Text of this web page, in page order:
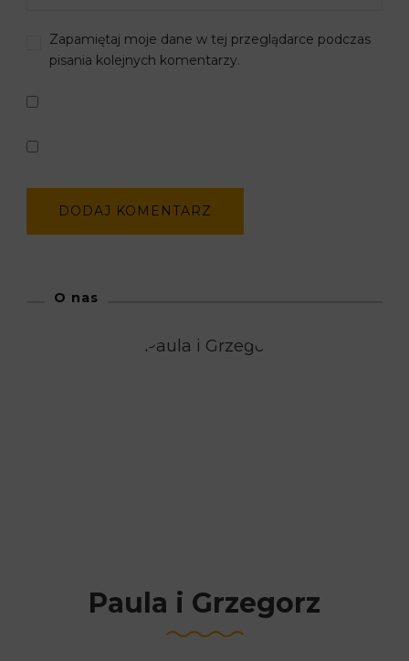
Zapamiętaj moje dane w tej przeglądarce podczas
pisania kolejnych komentarzy.
O nas
Paula i Grzegorz